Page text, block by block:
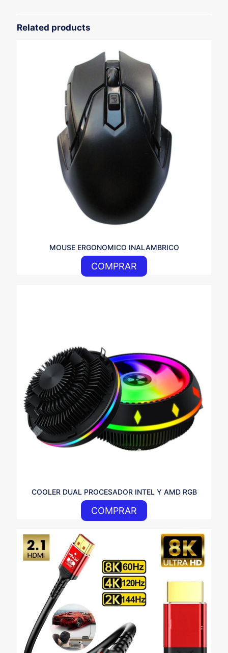
Related products
MOUSE ERGONOMICO INALAMBRICO
COMPRAR
COOLER DUAL PROCESADOR INTEL Y AMD RGB
COMPRAR